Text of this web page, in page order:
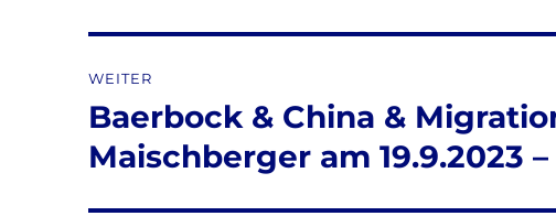
WEITER
Nächster
Beitrag:
Baerbock & China &
Maischberger am 19.9.2023